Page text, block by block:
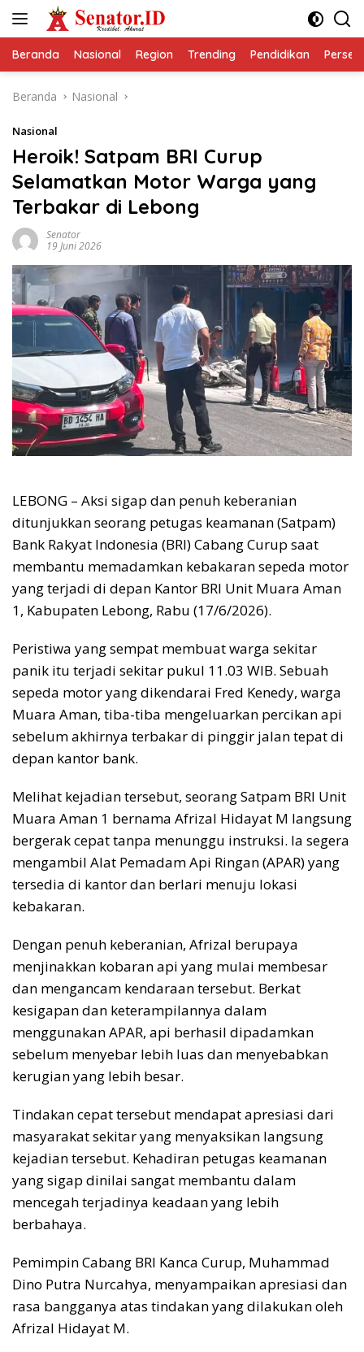
Beranda Nasional Region Trending Pendidikan
Beranda Nasional
Nasional
Heroik! Satpam BRI Curup
Selamatkan Motor Warga yang
Terbakar di Lebong
Senator
19 Juni 2026
LEBONG – Aksi sigap dan penuh keberanian
ditunjukkan seorang petugas keamanan (Satpam)
Bank Rakyat Indonesia (BRI) Cabang Curup saat
membantu memadamkan kebakaran sepeda motor
yang terjadi di depan Kantor BRI Unit Muara Aman
1, Kabupaten Lebong, Rabu (17/6/2026).
Peristiwa yang sempat membuat warga sekitar
panik itu terjadi sekitar pukul 11.03 WIB. Sebuah
sepeda motor yang dikendarai Fred Kenedy, warga
Muara Aman, tiba-tiba mengeluarkan percikan api
sebelum akhirnya terbakar di pinggir jalan tepat di
depan kantor bank.
Melihat kejadian tersebut, seorang Satpam BRI Unit
Muara Aman 1 bernama Afrizal Hidayat M langsung
bergerak cepat tanpa menunggu instruksi. Ia segera
mengambil Alat Pemadam Api Ringan (APAR) yang
tersedia di kantor dan berlari menuju lokasi
kebakaran.
Dengan penuh keberanian, Afrizal berupaya
menjinakkan kobaran api yang mulai membesar
dan mengancam kendaraan tersebut. Berkat
kesigapan dan keterampilannya dalam
menggunakan APAR, api berhasil dipadamkan
sebelum menyebar lebih luas dan menyebabkan
kerugian yang lebih besar.
Tindakan cepat tersebut mendapat apresiasi dari
masyarakat sekitar yang menyaksikan langsung
kejadian tersebut. Kehadiran petugas keamanan
yang sigap dinilai sangat membantu dalam
mencegah terjadinya keadaan yang lebih
berbahaya.
Pemimpin Cabang BRI Kanca Curup, Muhammad
Dino Putra Nurcahya, menyampaikan apresiasi dan
rasa bangganya atas tindakan yang dilakukan oleh
Afrizal Hidayat M.